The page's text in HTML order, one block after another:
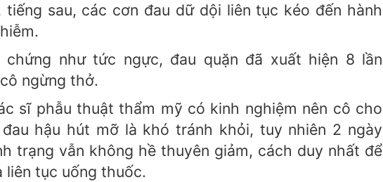
tiếng sau, các cơn đau dữ dội liên tục kéo đến hành
chứng như tức ngực, đau quặn đã xuất hiện 8 lần
ngừng thở.
sĩ phẫu thuật thẩm mỹ có kinh nghiệm nên cô cho
hậu hút mỡ là khó tránh khỏi, tuy nhiên 2 ngày
trạng vẫn không hề thuyên giảm, cách duy nhất để
liên tục uống thuốc.